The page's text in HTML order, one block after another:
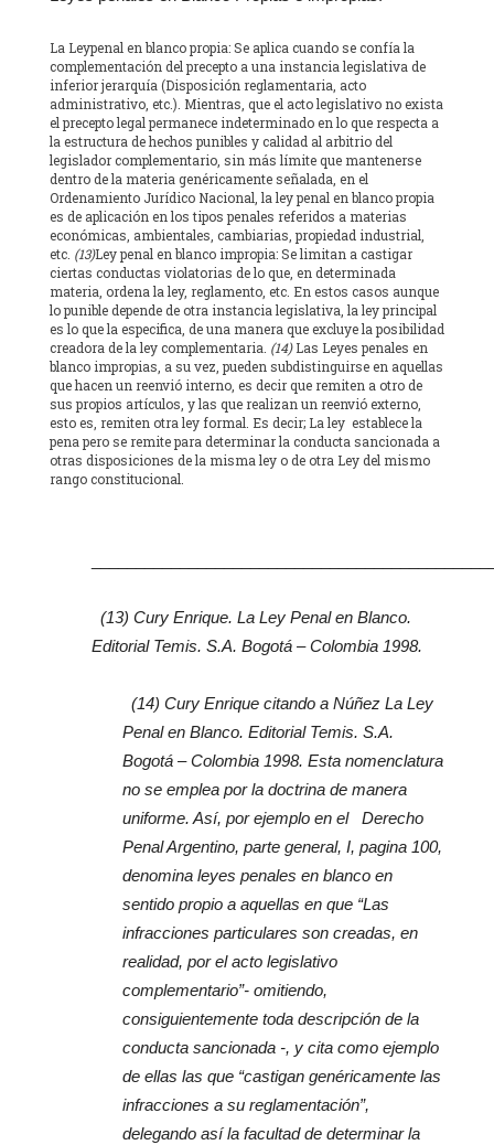
La Leypenal en blanco propia: Se aplica cuando se confía la
complementación del precepto a una instancia legislativa de
inferior jerarquía (Disposición reglamentaria, acto
administrativo, etc.). Mientras, que el acto legislativo no exista
el precepto legal permanece indeterminado en lo que respecta a
la estructura de hechos punibles y calidad al arbitrio del
legislador complementario, sin más límite que mantenerse
dentro de la materia genéricamente señalada, en el
Ordenamiento Jurídico Nacional, la ley penal en blanco propia
es de aplicación en los tipos penales referidos a materias
económicas, ambientales, cambiarias, propiedad industrial,
etc. (13)Ley penal en blanco impropia: Se limitan a castigar
ciertas conductas violatorias de lo que, en determinada
materia, ordena la ley, reglamento, etc. En estos casos aunque
lo punible depende de otra instancia legislativa, la ley principal
es lo que la especifica, de una manera que excluye la posibilidad
creadora de la ley complementaria. (14)Las Leyes penales en
blanco impropias, a su vez, pueden subdistinguirse en aquellas
que hacen un reenvió interno, es decir que remiten a otro de
sus propios artículos, y las que realizan un reenvió externo,
esto es, remiten otra ley formal. Es decir; La ley establece la
pena pero se remite para determinar la conducta sancionada a
otras disposiciones de la misma ley o de otra Ley del mismo
rango constitucional.
(13) Cury Enrique. La Ley Penal en Blanco.
Editorial Temis. S.A. Bogotá – Colombia 1998.
(14) Cury Enrique citando a Núñez La Ley
Penal en Blanco. Editorial Temis. S.A.
Bogotá – Colombia 1998. Esta nomenclatura
no se emplea por la doctrina de manera
uniforme. Así, por ejemplo en el Derecho
Penal Argentino, parte general, I, pagina 100,
denomina leyes penales en blanco en
sentido propio a aquellas en que “Las
infracciones particulares son creadas, en
realidad, por el acto legislativo
complementario”- omitiendo,
consiguientemente toda descripción de la
conducta sancionada -, y cita como ejemplo
de ellas las que “castigan genéricamente las
infracciones a su reglamentación”,
delegando así la facultad de determinar la